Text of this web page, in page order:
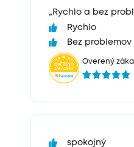
„Rychlo a bez
Rychlo
Bez problemov
Overený
spokojný